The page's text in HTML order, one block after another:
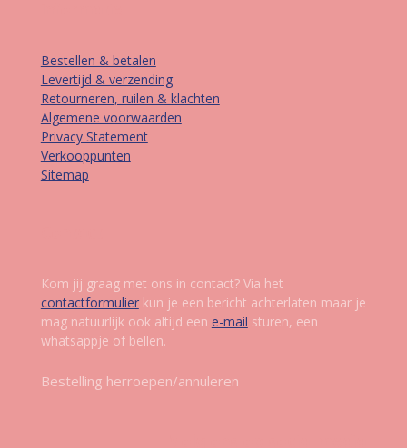
Bestellen & betalen
Levertijd & verzending
Retourneren, ruilen & klachten
Algemene voorwaarden
Privacy Statement
Verkooppunten
Sitemap
Kom jij graag met ons in contact? Via het
contactformulierkun je een bericht achterlaten maar je
mag natuurlijk ook altijd een e-mail sturen, een
whatsappje of bellen.
Bestelling herroepen/annuleren